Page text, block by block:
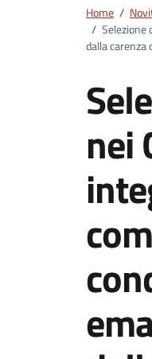
Home /
/ Selezione
dalla carenza
nei